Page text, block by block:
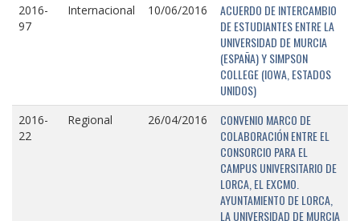
2016-
97
Internacional 10/06/2016
ACUERDO DE INTERCAMBIO
DE ESTUDIANTES ENTRE LA
UNIVERSIDAD DE MURCIA
(ESPAÑA) Y SIMPSON
COLLEGE (IOWA, ESTADOS
UNIDOS)
2016-
22
Regional 26/04/2016
CONVENIO MARCO DE
COLABORACIÓN ENTRE EL
CONSORCIO PARA EL
CAMPUS UNIVERSITARIO DE
LORCA, EL EXCMO.
AYUNTAMIENTO DE LORCA,
LA UNIVERSIDAD DE MURCIA